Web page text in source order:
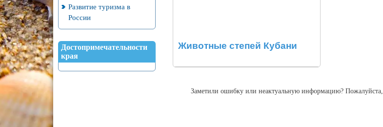
Развитие туризма в
России
Достопримечательности
края
Животные степей Кубани
Заметили ошибку или неактуальную информацию? Пожалуйста,